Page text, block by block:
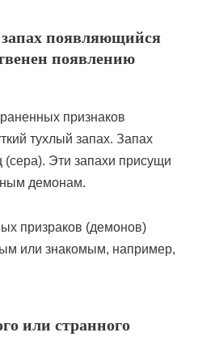
появляющийся
появлению
признаков
тухлый запах. Запах
(сера). Эти запахи присущи
демонам.
призраков (демонов)
или знакомым, например,
или странного